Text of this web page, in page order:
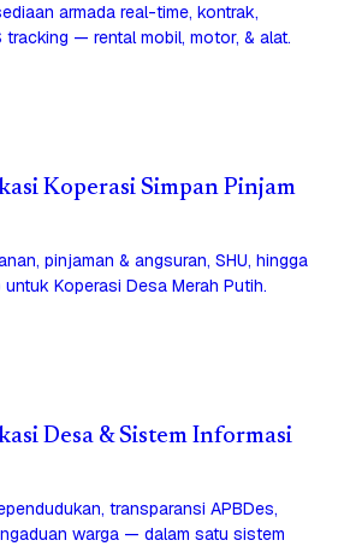
armada real-time, kontrak,
tracking — rental mobil, motor, & alat.
Koperasi Simpan Pinjam
pinjaman & angsuran, SHU, hingga
Koperasi Desa Merah Putih.
Desa & Sistem Informasi
transparansi APBDes,
warga — dalam satu sistem